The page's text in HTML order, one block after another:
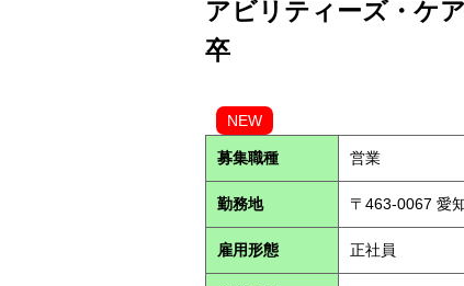
アビリティーズ・ケ
卒
NEW
募集職種 営業
勤務地 〒463-0067 愛
雇用形態 正社員